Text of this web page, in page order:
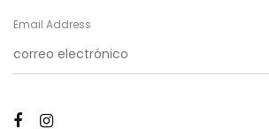
Email Address